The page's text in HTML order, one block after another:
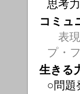
思考力
コミュ
表現
プ・
生きる
○問題